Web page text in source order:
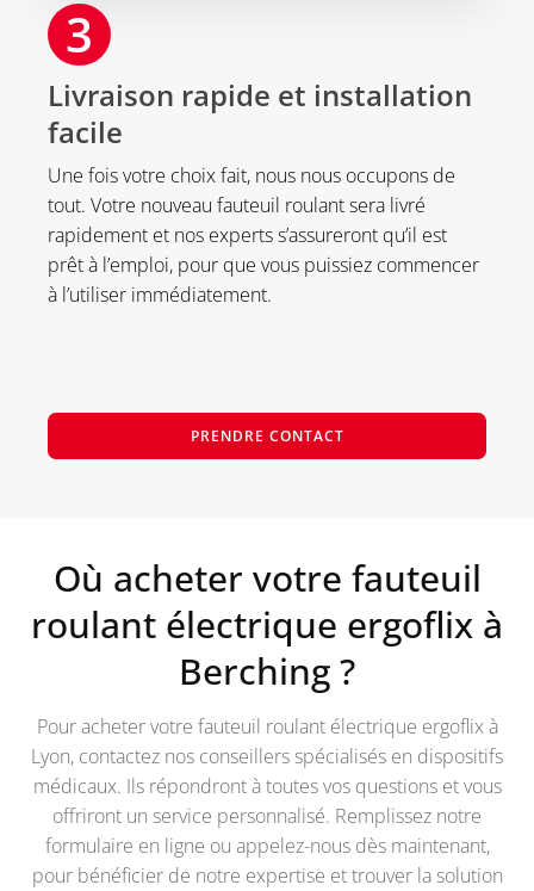
3
Livraison rapide et installation
facile
Une fois votre choix fait, nous nous occupons de
tout. Votre nouveau fauteuil roulant sera livré
rapidement et nos experts s’assureront qu’il est
prêt à l’emploi, pour que vous puissiez commencer
à l’utiliser immédiatement.
PRENDRE CONTACT
Où acheter votre fauteuil
roulant électrique ergoflix à
Berching?
Pour acheter votre fauteuil roulant électrique ergoflix à
Lyon, contactez nos conseillers spécialisés en dispositifs
médicaux. Ils répondront à toutes vos questions et vous
offriront un service personnalisé. Remplissez notre
formulaire en ligne ou appelez-nous dès maintenant,
pour bénéficier de notre expertise et trouver la solution